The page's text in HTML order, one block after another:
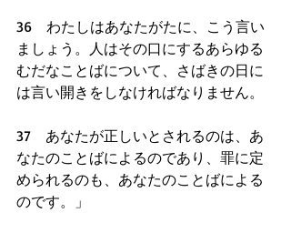
36　わたしはあなたがたに、こう言い
ましょう。人はその口にするあらゆる
むだなことばについて、さばきの日に
は言い開きをしなければなりません。
37　あなたが正しいとされるのは、あ
なたのことばによるのであり、罪に定
められるのも、あなたのことばによる
のです。」